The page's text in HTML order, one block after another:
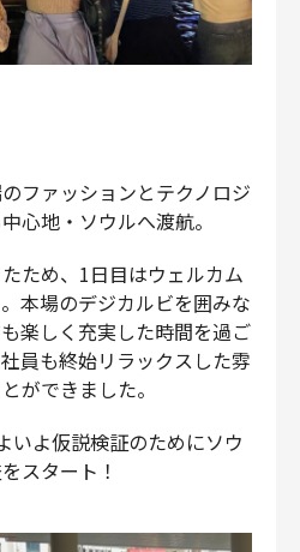
ファッションとテクノロジ
心地・ソウルへ渡航。
ため、1日目はウェルカム
本場のデジカルビを囲みな
楽しく充実した時間を過ご
員も終始リラックスした雰
ができました。
いよ仮説検証のためにソウ
スタート！